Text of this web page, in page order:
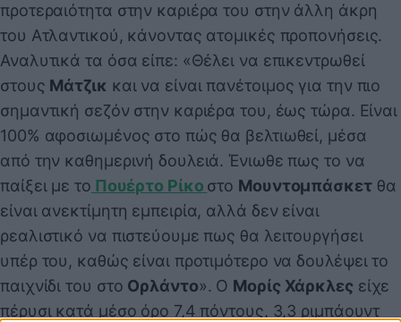
προτεραιότητα στην καριέρα του στην άλλη άκρη
του Ατλαντικού, κάνοντας ατομικές προπονήσεις.
Αναλυτικά τα όσα είπε: «Θέλει να επικεντρωθεί
στους Μάτζικ και να είναι πανέτοιμος για την πιο
σημαντική σεζόν στην καριέρα του, έως τώρα. Είναι
100% αφοσιωμένος στο πώς θα βελτιωθεί, μέσα
από την καθημερινή δουλειά. Ένιωθε πως το να
παίξει με το Πουέρτο Ρίκο στο Μουντομπάσκετθα
είναι ανεκτίμητη εμπειρία, αλλά δεν είναι
ρεαλιστικό να πιστεύουμε πως θα λειτουργήσει
υπέρ του, καθώς είναι προτιμότερο να δουλέψει το
παιχνίδι του στο Ορλάντο». Ο Μορίς Χάρκλες είχε
πέρυσι κατά μέσο όρο 7,4 πόντους, 3,3 ριμπάουντ